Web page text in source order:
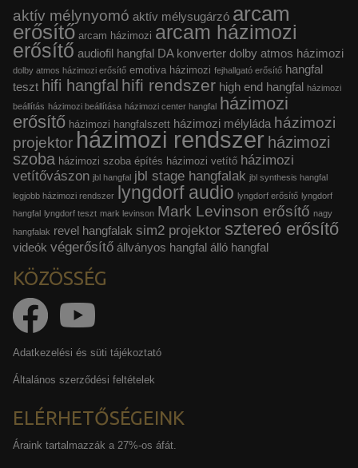
aktív mélynyomó aktív mélysugárzó arcam
erősítő arcam házimozi arcam házimozi
erősítő audiofil hangfal DA konverter dolby atmos házimozi
dolby atmos házimozi erősítő emotiva házimozi fejhallgató erősítő hangfal
teszt hifi hangfal hifi rendszer high end hangfal házimozi
beállítás házimozi beállítása házimozi center hangfal házimozi
erősítő házimozi hangfalszett házimozi mélyláda házimozi
projektor házimozi rendszer házimozi
szoba házimozi szoba építés házimozi vetítő házimozi
vetítővászon jbl hangfal jbl stage hangfalak jbl synthesis hangfal
legjobb házimozi rendszer lyngdorf audio lyngdorf erősítő lyngdorf
hangfal lyngdorf teszt mark levinson Mark Levinson erősítő nagy
hangfalak revel hangfalak sim2 projektor sztereó erősítő
videók végerősítő állványos hangfal álló hangfal
KÖZÖSSÉG
Adatkezelési és süti tájékoztató
Általános szerződési feltételek
ELÉRHETŐSÉGEINK
Áraink tartalmazzák a 27%-os áfát.